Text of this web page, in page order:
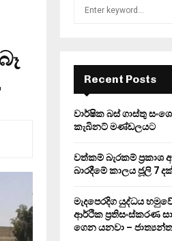
r
:
Recent Posts
වාර්ෂික බස් ගාස්තු
කැබිනට් මණ්ඩලයට
වත්කම් බැරකම් ප්‍රකාශ
බාරදීමේ කාලය ජූලි 7
මැදපෙරදිග යුද්ධය
ආර්ථික ප්‍රතිසංස්කරණ
ගෙන යනවා –